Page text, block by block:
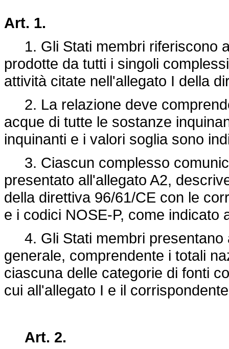
Art. 1.
1. Gli Stati membri riferiscono
prodotte da tutti i singoli
attività citate nell'allegato I della
2. La relazione deve
acque di tutte le sostanze
inquinanti e i valori soglia sono
3. Ciascun complesso
presentato all'allegato A2,
della direttiva 96/61/CE con le
e i codici NOSE-P, come indicato
4. Gli Stati membri presentano
generale, comprendente i totali
ciascuna delle categorie di fonti
cui all'allegato I e il
Art. 2.